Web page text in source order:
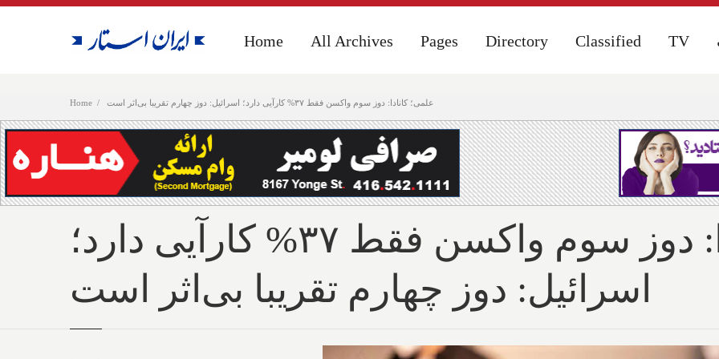
Home علمی؛ کانادا: دوز سوم واکسن فقط ۳۷% کارآیی دارد؛ اسرائیل: دوز چهارم تقریبا بی‌اثر است
Home All Archives Pages Directory Classified TV
Home All Archives Pages Directory Classified TV
علمی؛ کانادا: دوز سوم واکسن فقط ۳۷% کارآیی دارد؛
اسرائیل: دوز چهارم تقریبا بی‌اثر است